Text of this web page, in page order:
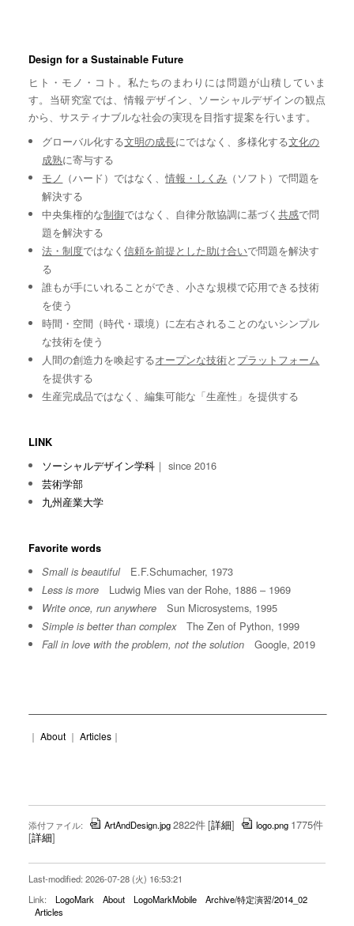
Design for a Sustainable Future
ヒト・モノ・コト。私たちのまわりには問題が山積していま
す。当研究室では、情報デザイン、ソーシャルデザインの観点
から、サスティナブルな社会の実現を目指す提案を行います。
グローバル化する文明の成長にではなく、多様化する文化の
成熟に寄与する
モノ （ハード）ではなく、情報・しくみ （ソフト）で問題を
解決する
中央集権的な制御ではなく、自律分散協調に基づく共感で問
題を解決する
法・制度ではなく信頼を前提とした助け合いで問題を解決す
る
誰もが手にいれることができ、小さな規模で応用できる技術
を使う
時間・空間（時代・環境）に左右されることのないシンプル
な技術を使う
人間の創造力を喚起するオープンな技術と プラットフォーム
を提供する
生産完成品ではなく、編集可能な「生産性」を提供する
LINK
ソーシャルデザイン学科 ｜ since 2016
芸術学部
九州産業大学
Favorite words
Small is beautifulE.F.Schumacher, 1973
Less is more Ludwig Mies van der Rohe, 1886 – 1969
Write once, run anywhere Sun Microsystems, 1995
Simple is better than complexThe Zen of Python, 1999
Fall in love with the problem, not the solution Google, 2019
｜ About｜ Articles｜
添付ファイル: ArtAndDesign.jpg2822件[詳細] logo.png 1775件
[詳細]
Last-modified: 2026-07-28 (火) 16:53:21
Link:
LogoMark About LogoMarkMobile
Archive/特定演習/2014_02
Articles